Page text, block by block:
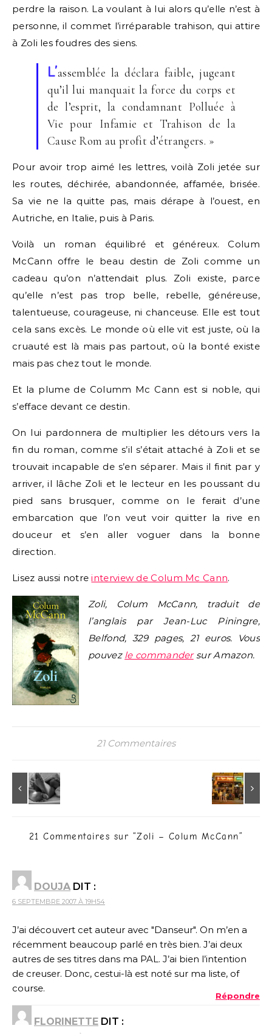
perdre la raison. La voulant à lui alors qu’elle n’est à
personne, il commet l’irréparable trahison, qui attire
à Zoli les foudres des siens.
L’assemblée la déclara faible, jugeant
qu’il lui manquait la force du corps et
de l’esprit, la condamnant Polluée à
Vie pour Infamie et Trahison de la
Cause Rom au profit d’étrangers. »
Pour avoir trop aimé les lettres, voilà Zoli jetée sur
les routes, déchirée, abandonnée, affamée, brisée.
Sa vie ne la quitte pas, mais dérape à l’ouest, en
Autriche, en Italie, puis à Paris.
Voilà un roman équilibré et généreux. Colum
McCann offre le beau destin de Zoli comme un
cadeau qu’on n’attendait plus. Zoli existe, parce
qu’elle n’est pas trop belle, rebelle, généreuse,
talentueuse, courageuse, ni chanceuse. Elle est tout
cela sans excès. Le monde où elle vit est juste, où la
cruauté est là mais pas partout, où la bonté existe
mais pas chez tout le monde.
Et la plume de Columm Mc Cann est si noble, qui
s’efface devant ce destin.
On lui pardonnera de multiplier les détours vers la
fin du roman, comme s’il s’était attaché à Zoli et se
trouvait incapable de s’en séparer. Mais il finit par y
arriver, il lâche Zoli et le lecteur en les poussant du
pied sans brusquer, comme on le ferait d’une
embarcation que l’on veut voir quitter la rive en
douceur et s’en aller voguer dans la bonne
direction.
Lisez aussi notreinterview de Colum Mc Cann.
Zoli, Colum McCann, traduit de
l’anglais par Jean-Luc Piningre,
Belfond, 329 pages, 21 euros. Vous
pouvez le commandersur Amazon.
21 Commentaires
21 Commentaires sur “Zoli – Colum McCann”
DOUJA DIT :
6 SEPTEMBRE 2007 À 19H54
J’ai découvert cet auteur avec "Danseur". On m’en a
récemment beaucoup parlé en très bien. J’ai deux
autres de ses titres dans ma PAL. J’ai bien l’intention
de creuser. Donc, cestui-là est noté sur ma liste, of
course.
Répondre
FLORINETTE DIT :